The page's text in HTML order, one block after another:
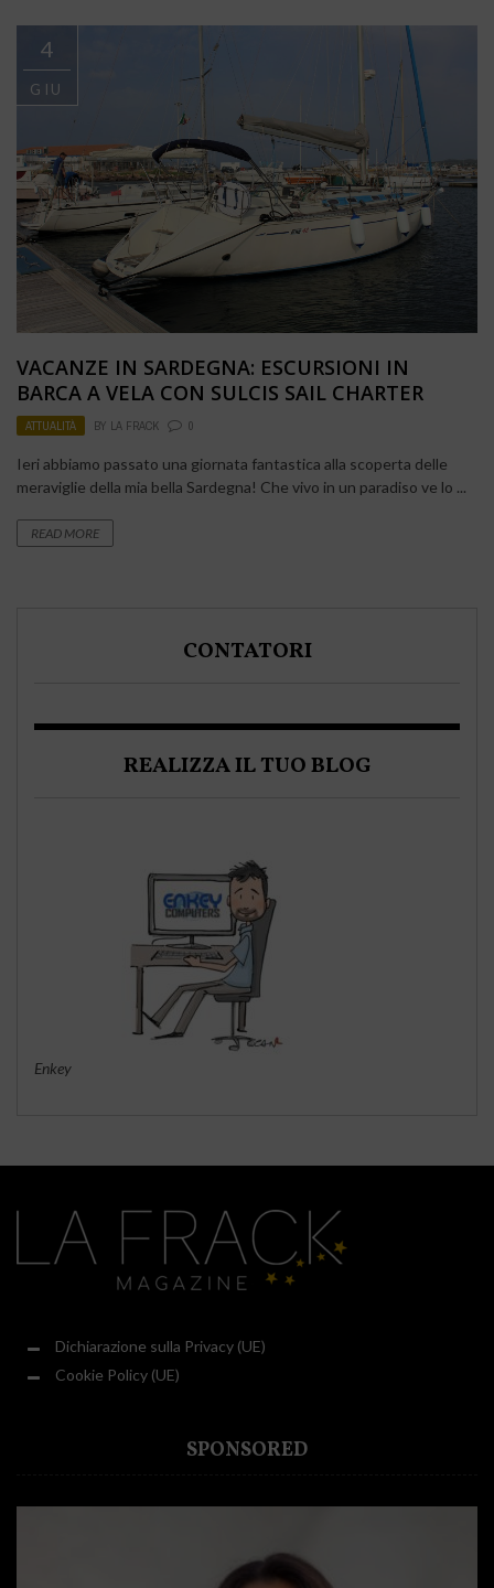
4
GIU
VACANZE IN SARDEGNA: ESCURSIONI IN
BARCA A VELA CON SULCIS SAIL CHARTER
ATTUALITÀ BY LA FRACK 0
Ieri abbiamo passato una giornata fantastica alla scoperta delle
meraviglie della mia bella Sardegna! Che vivo in un paradiso ve lo ...
READ MORE
CONTATORI
REALIZZA IL TUO BLOG
Enkey
Dichiarazione sulla Privacy (UE)
Cookie Policy (UE)
SPONSORED